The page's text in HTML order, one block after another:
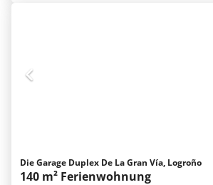
Die Garage Duplex De La Gran Vía, Logroño
140 m² Ferienwohnung